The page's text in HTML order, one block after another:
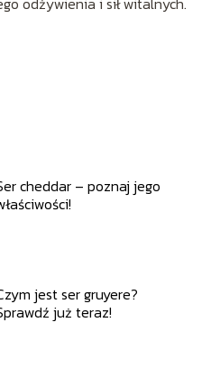
cheddar – poznaj jego
jest ser gruyere?
już teraz!